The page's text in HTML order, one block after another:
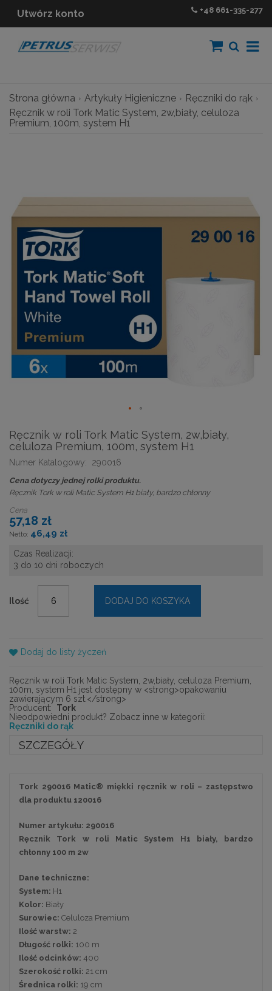
Utwórz konto +48 661-335-277
Strona główna Artykuły Higieniczne
Ręczniki do rąk
Ręcznik w roli Tork Matic System, 2w,biały, celuloza
Premium, 100m, system H1
Ręcznik w roli Tork Matic System, 2w,biały,
celuloza Premium, 100m, system H1
Numer Katalogowy: 290016
Cena dotyczy jednej rolki produktu.
Ręcznik Tork w roli Matic System H1 biały, bardzo chłonny
Cena
57,18 zł
46,49 zł
Czas Realizacji:
3 do 10 dni roboczych
Ilość DODAJ DO KOSZYKA
Dodaj do listy życzeń
Ręcznik w roli Tork Matic System, 2w,biały, celuloza Premium,
100m, system H1 jest dostępny w <strong>opakowaniu
zawierającym 6 szt.</strong>
Producent:
Tork
Nieodpowiedni produkt? Zobacz inne w kategorii:
Ręczniki do rąk
SZCZEGÓŁY
Tork 290016 Matic® miękki ręcznik w roli – zastępstwo
dla produktu 120016
Numer artykułu: 290016
Ręcznik Tork w roli Matic System H1 biały, bardzo
chłonny 100 m 2w
Dane techniczne:
System: H1
Kolor: Biały
Surowiec: Celuloza Premium
Ilość warstw: 2
Długość rolki: 100 m
Ilość odcinków: 400
Szerokość rolki: 21 cm
Średnica rolki: 19 cm